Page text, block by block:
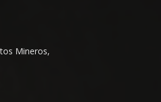
Mineros,